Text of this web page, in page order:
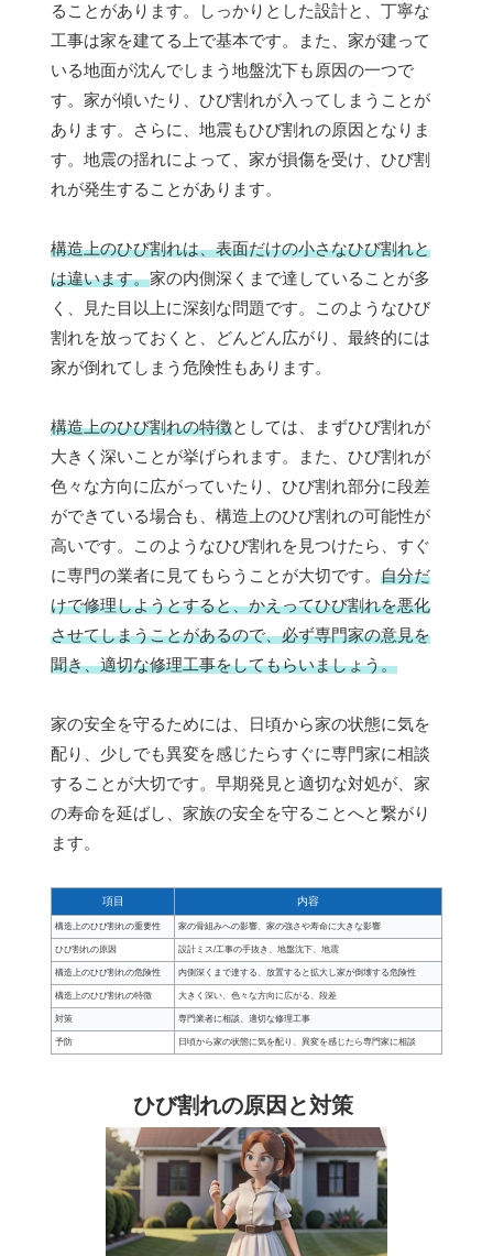
ることがあります。しっかりとした設計と、丁寧な
工事は家を建てる上で基本です。また、家が建って
いる地面が沈んでしまう地盤沈下も原因の一つで
す。家が傾いたり、ひび割れが入ってしまうことが
あります。さらに、地震もひび割れの原因となりま
す。地震の揺れによって、家が損傷を受け、ひび割
れが発生することがあります。
構造上のひび割れは、表面だけの小さなひび割れと
は違います。家の内側深くまで達していることが多
く、見た目以上に深刻な問題です。このようなひび
割れを放っておくと、どんどん広がり、最終的には
家が倒れてしまう危険性もあります。
構造上のひび割れの特徴としては、まずひび割れが
大きく深いことが挙げられます。また、ひび割れが
色々な方向に広がっていたり、ひび割れ部分に段差
ができている場合も、構造上のひび割れの可能性が
高いです。このようなひび割れを見つけたら、すぐ
に専門の業者に見てもらうことが大切です。 自分だ
けで修理しようとすると、かえってひび割れを悪化
させてしまうことがあるので、必ず専門家の意見を
聞き、適切な修理工事をしてもらいましょう。
家の安全を守るためには、日頃から家の状態に気を
配り、少しでも異変を感じたらすぐに専門家に相談
することが大切です。早期発見と適切な対処が、家
の寿命を延ばし、家族の安全を守ることへと繋がり
ます。
項目 内容
構造上のひび割れの重要性 家の骨組みへの影響、家の強さや寿命に大きな影響
ひび割れの原因 設計ミス/工事の手抜き、地盤沈下、地震
構造上のひび割れの危険性 内側深くまで達する、放置すると拡大し家が倒壊する危険性
構造上のひび割れの特徴 大きく深い、色々な方向に広がる、段差
対策 専門業者に相談、適切な修理工事
予防 日頃から家の状態に気を配り、異変を感じたら専門家に相談
ひび割れの原因と対策